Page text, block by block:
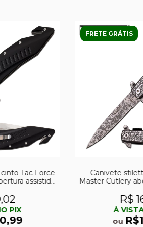
Tac Force
assistida
PIX
FRETE GRÁTIS
Canivete
Master Cutlery
R$
À
ou